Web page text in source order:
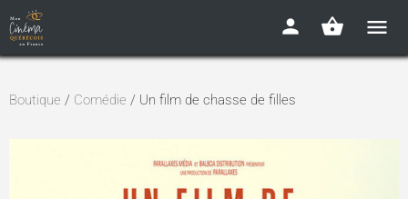
Boutique / Comédie / Un film de chasse de filles